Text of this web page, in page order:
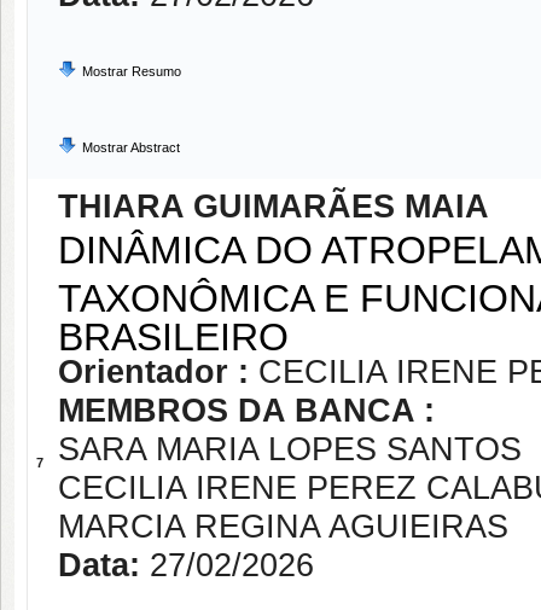
Mostrar Resumo
Mostrar Abstract
7
THIARA GUIMARÃES MAIA
DINÂMICA DO
TAXONÔMICA E
BRASILEIRO
Orientador : CECILIA IRENE
MEMBROS DA BANCA :
SARA MARIA LOPES SANTOS
CECILIA IRENE PEREZ
MARCIA REGINA AGUIEIRAS
Data: 27/02/2026